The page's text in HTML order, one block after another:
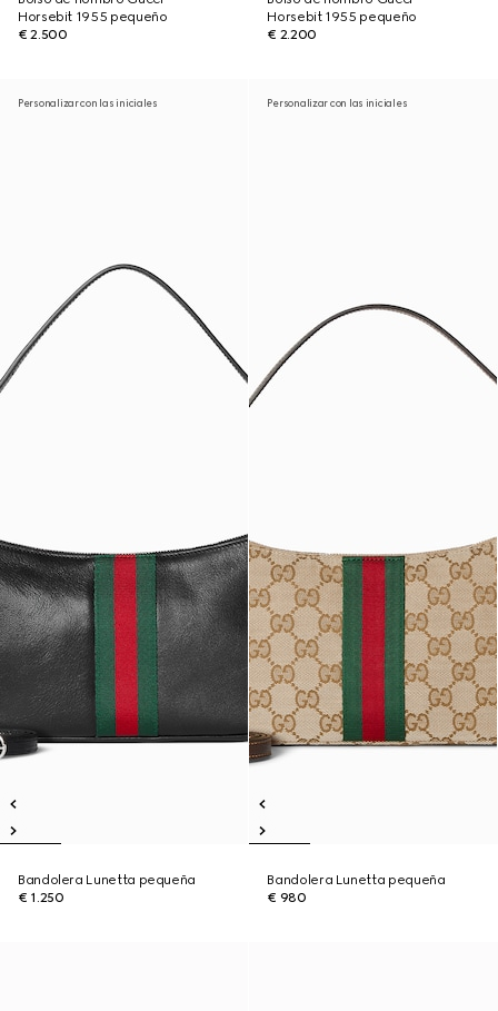
Horsebit 1955 pequeño
€ 2.500
Horsebit 1955 pequeño
€ 2.200
Personalizar con las iniciales
Bandolera Lunetta pequeña
€ 1.250
Personalizar con las iniciales
Bandolera Lunetta pequeña
€ 980